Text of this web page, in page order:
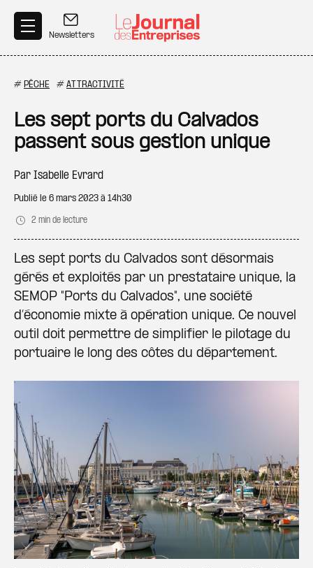
Newsletters
# PÊCHE # ATTRACTIVITÉ
Les sept ports du Calvados
passent sous gestion unique
Par Isabelle Evrard
Publié le 6 mars 2023 à 14h30
2 min de lecture
Les sept ports du Calvados sont désormais
gérés et exploités par un prestataire unique, la
SEMOP "Ports du Calvados", une société
d’économie mixte à opération unique. Ce nouvel
outil doit permettre de simplifier le pilotage du
portuaire le long des côtes du département.